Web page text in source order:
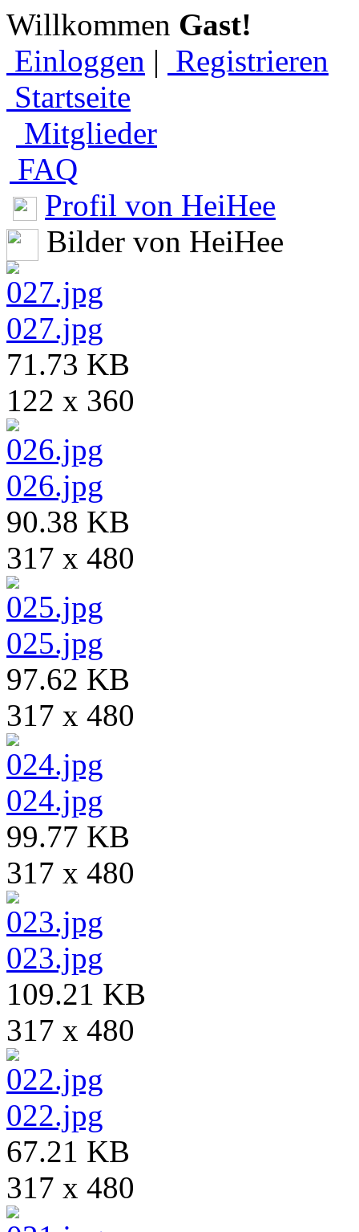
Willkommen Gast!
Einloggen | Registrieren
Startseite
Mitglieder
FAQ
Profil von HeiHee
Bilder von HeiHee
027.jpg
71.73 KB
122 x 360
026.jpg
90.38 KB
317 x 480
025.jpg
97.62 KB
317 x 480
024.jpg
99.77 KB
317 x 480
023.jpg
109.21 KB
317 x 480
022.jpg
67.21 KB
317 x 480